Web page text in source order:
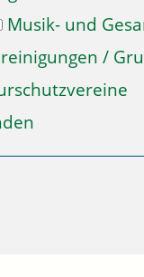
Musik- und
/